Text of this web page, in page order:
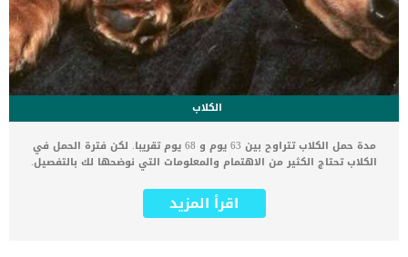
الكلاب
مدة حمل الكلاب تتراوح بين 63 يوم و 68 يوم تقريبا. لكن فترة الحمل في
الكلاب تحتاج الكثير من الاهتمام والمعلومات التي نوضحها لك بالتفصيل.
كلبة حامل فبالتأكيد تحتاج لمعرفة موعد الولادة وفترة حمل الكلاب و
كيفية العناية بالجراء. لذلك نقدم لك اجابة السؤال ما هي مدة حمل الكلبة
اقرأ المزيد